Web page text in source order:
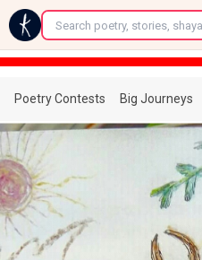
←
Poetry Contests Big Journeys